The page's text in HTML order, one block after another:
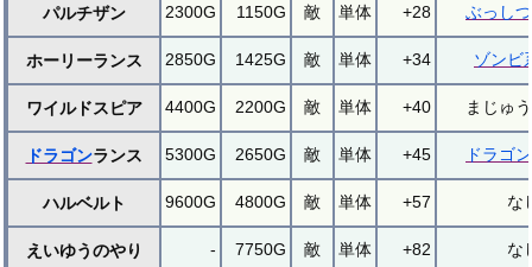
パルチザン 2300G 1150G 敵 単体 +28 ぶっし
ホーリーランス 2850G 1425G 敵 単体 +34 ゾンビ
ワイルドスピア 4400G 2200G 敵 単体 +40 まじゅ
ドラゴンランス 5300G 2650G 敵 単体 +45 ドラゴ
ハルベルト 9600G 4800G 敵 単体 +57 な
えいゆうのやり - 7750G 敵 単体 +82 な